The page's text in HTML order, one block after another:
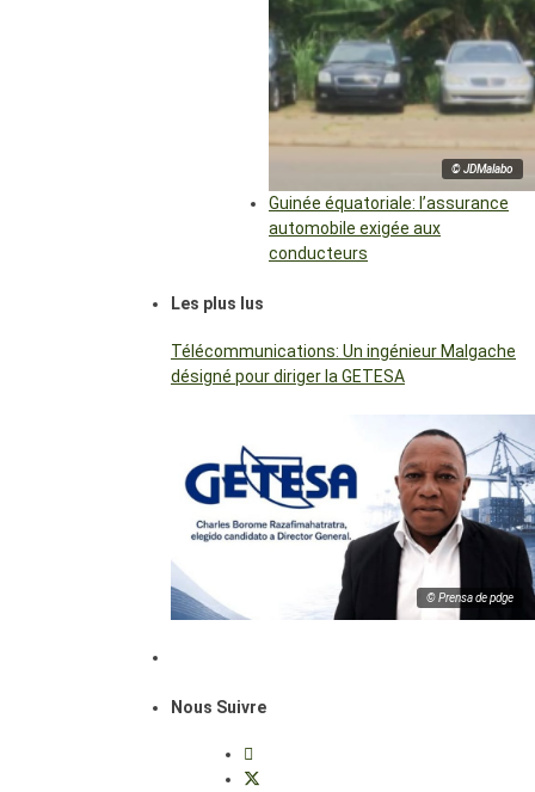
© JDMalabo
Guinée équatoriale: l’assurance
automobile exigée aux
conducteurs
Les plus lus
Télécommunications: Un ingénieur Malgache
désigné pour diriger la GETESA
© Prensa de pdge
Nous Suivre